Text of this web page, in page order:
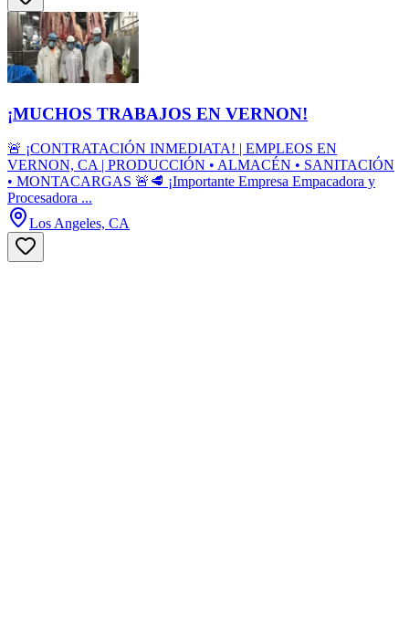
¡MUCHOS TRABAJOS EN VERNON!
🚨 ¡CONTRATACIÓN INMEDIATA! | EMPLEOS EN
VERNON, CA | PRODUCCIÓN • ALMACÉN • SANITACIÓN
• MONTACARGAS 🚨🥩 ¡Importante Empresa Empacadora y
Procesadora ...
Los Angeles, CA